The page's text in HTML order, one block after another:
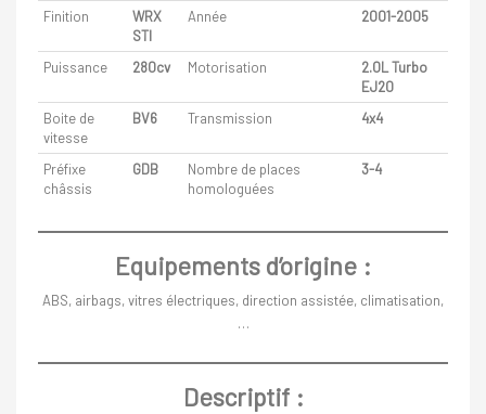
Finition
WRX
STI
Année 2001-2005
Puissance 280cv Motorisation
2.0L Turbo
EJ20
Boite de
vitesse
BV6 Transmission 4x4
Préfixe
châssis
GDB
Nombre de places
homologuées
3-4
Equipements d’origine :
ABS, airbags, vitres électriques, direction assistée, climatisation,
…
Descriptif :